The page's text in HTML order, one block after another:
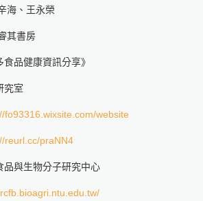
海、王永榮
其書房
食品健康資訊分享》
究室
fo93316.wixsite.com/website
reurl.cc/praNN4
品與生物分子研究中心